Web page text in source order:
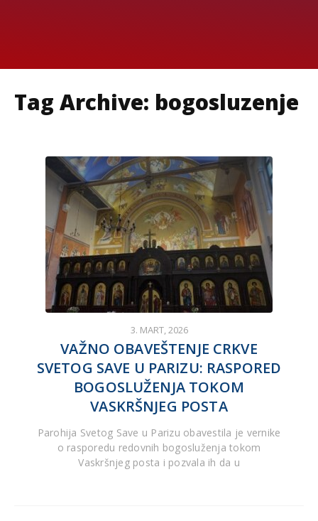
Tag Archive: bogosluzenje
3. MART, 2026
VAŽNO OBAVEŠTENJE CRKVE
SVETOG SAVE U PARIZU: RASPORED
BOGOSLUŽENJA TOKOM
VASKRŠNJEG POSTA
Parohija Svetog Save u Parizu obavestila je vernike
o rasporedu redovnih bogosluženja tokom
Vaskršnjeg posta i pozvala ih da u